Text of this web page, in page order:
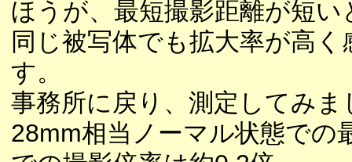
ほうが、最短撮影距離が短い
同じ被写体でも拡大率が高
す。
事務所に戻り、測定してみま
28mm相当ノーマル状態での